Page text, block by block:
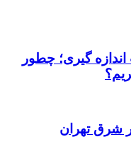
گیری؛ چطور
شرق تهران